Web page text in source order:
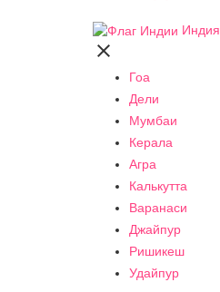
Индия

Гоа
Дели
Мумбаи
Керала
Агра
Калькутта
Варанаси
Джайпур
Ришикеш
Удайпур